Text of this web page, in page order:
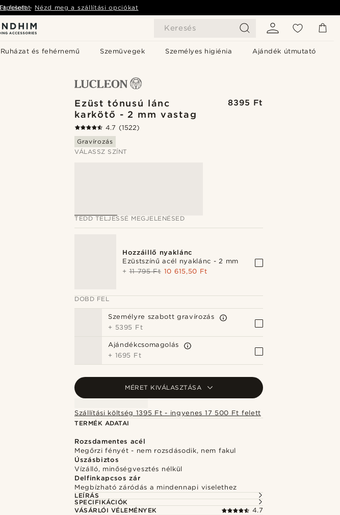
Keresés
Ruházat és fehérnemű Szemüvegek Személyes higiénia Ajándék útmutató
felett- Nézd meg a szállítási opciókat
Ezüst tónusú lánc
karkötő - 2 mm vastag
8395 Ft
4.7 (1522)
Gravírozás
VÁLASSZ SZÍNT
TEDD TELJESSÉ MEGJELENÉSED
Hozzáillő nyaklánc
Ezüstszínű acél nyaklánc - 2 mm
+11 795 Ft 10 615,50 Ft
DOBD FEL
Személyre szabott gravírozás
+ 5395 Ft
Ajándékcsomagolás
+ 1695 Ft
MÉRET KIVÁLASZTÁSA
Szállítási költség 1395 Ft - ingyenes 17 500 Ft felett
TERMÉK ADATAI
Rozsdamentes acél
Megőrzi fényét - nem rozsdásodik, nem fakul
Úszásbiztos
Vízálló, minőségvesztés nélkül
Delfinkapcsos zár
Megbízható záródás a mindennapi viselethez
LEÍRÁS
SPECIFIKÁCIÓK
VÁSÁRLÓI VÉLEMÉNYEK
4.7